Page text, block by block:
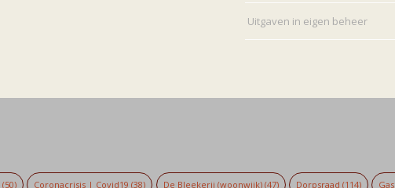
Uitgaven in eigen beheer
(50) Coronacrisis | Covid19 (38) De Bleekerij (woonwijk)(47) Dorpsraad (114)